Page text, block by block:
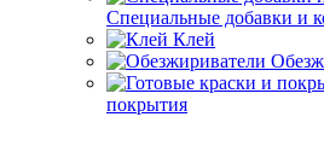
Специальные добавки и
Клей
покрытия